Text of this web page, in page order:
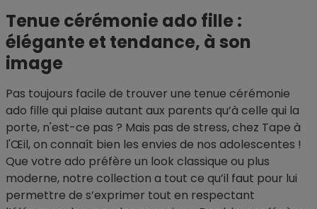
Tenue cérémonie ado fille :
élégante et tendance, à son
image
Pas toujours facile de trouver une tenue cérémonie
ado fille qui plaise autant aux parents qu’à celle qui la
porte, n'est-ce pas ? Mais pas de stress, chez Tape à
l'Œil, on connaît bien les envies de nos adolescentes !
Que votre ado préfère un look classique ou plus
moderne, notre collection a tout ce qu’il faut pour lui
permettre de s’exprimer tout en respectant